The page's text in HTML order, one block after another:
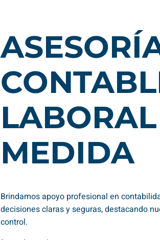
MEDIDA
Brindamos apoyo profesional en
decisiones claras y seguras, destacando
control.